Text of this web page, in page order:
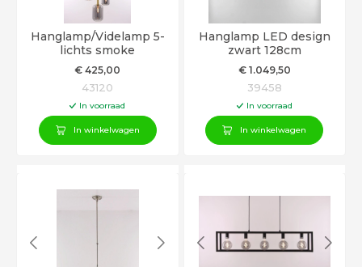
Hanglamp/Videlamp 5-
lichts smoke
€ 425,00
43120
In voorraad
In winkelwagen
Hanglamp LED design
zwart 128cm
€1.049,50
39458
In voorraad
In winkelwagen